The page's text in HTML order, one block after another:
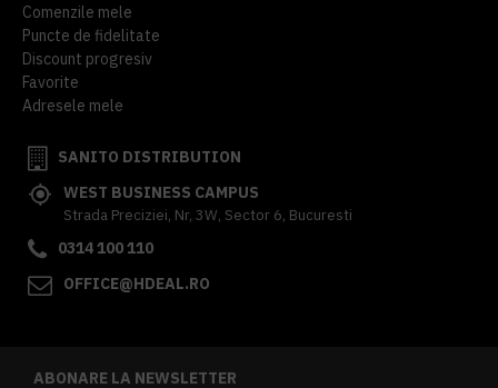
Comenzile mele
Puncte de fidelitate
Discount progresiv
Favorite
Adresele mele
SANITO DISTRIBUTION
WEST BUSINESS CAMPUS
Strada Preciziei, Nr, 3W, Sector 6, Bucuresti
0314 100 110
OFFICE@HDEAL.RO
ABONARE LA NEWSLETTER